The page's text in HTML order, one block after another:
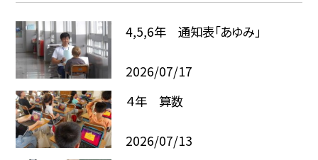
4,5,6年 通知表「あゆみ」
2026/07/17
４年 算数
2026/07/13